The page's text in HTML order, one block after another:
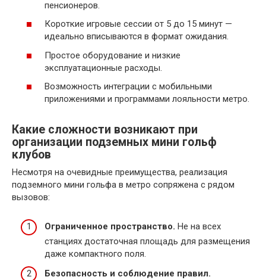
пенсионеров.
Короткие игровые сессии от 5 до 15 минут —
идеально вписываются в формат ожидания.
Простое оборудование и низкие
эксплуатационные расходы.
Возможность интеграции с мобильными
приложениями и программами лояльности метро.
Какие сложности возникают при
организации подземных мини гольф
клубов
Несмотря на очевидные преимущества, реализация
подземного мини гольфа в метро сопряжена с рядом
вызовов:
Ограниченное пространство. Не на всех
станциях достаточная площадь для размещения
даже компактного поля.
Безопасность и соблюдение правил.